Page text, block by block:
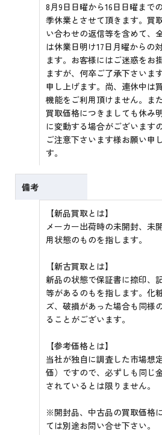
8月9日日曜から16日日曜まで
季休業とさせて頂きます。買
い合わせの返信等を含めて、
は休業日明け17日月曜からの
ます。お客様にはご迷惑をお
ますが、何卒ご了承下さいま
申し上げます。尚、連休中は
機能をご利用頂けません。ま
買取価格につきましても休み
に変動する場合がございます
ご注意下さいます様お願い申
す。
備考
【新品買取とは】
メーカー出荷時の未開封、未
用状態のものを指します。
【新古買取とは】
新品の状態で保証書に捺印、
等があるのもを指します。化
ズ、破損があった場合も同様
ることがございます。
【参考価格とは】
当社が独自に調査した市場想
価）ですので、必ずしも同じ
されているとは限りません。
※開封品、中古品の買取価格
ては別途お問い合せ下さい。